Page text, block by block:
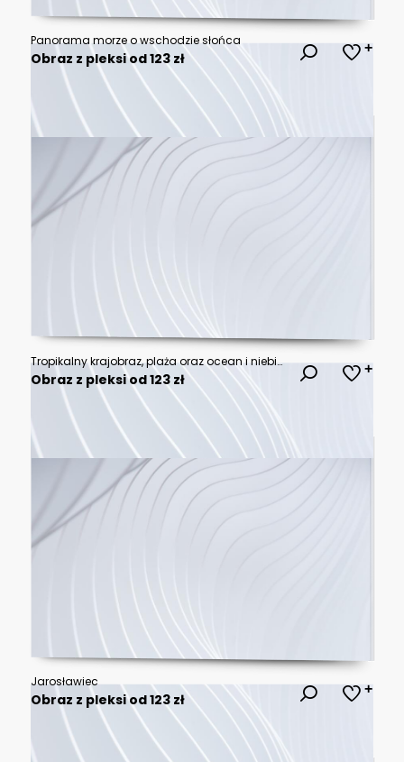
Panorama morze o wschodzie słońca
Obraz z pleksi od 123 zł
Tropikalny krajobraz, plaża oraz ocean i niebieskie niebo, egzotyczne tło.
Obraz z pleksi od 123 zł
Jarosławiec
Obraz z pleksi od 123 zł